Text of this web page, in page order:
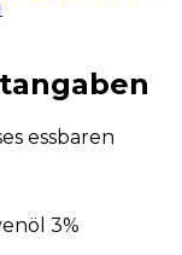
essbaren
3%